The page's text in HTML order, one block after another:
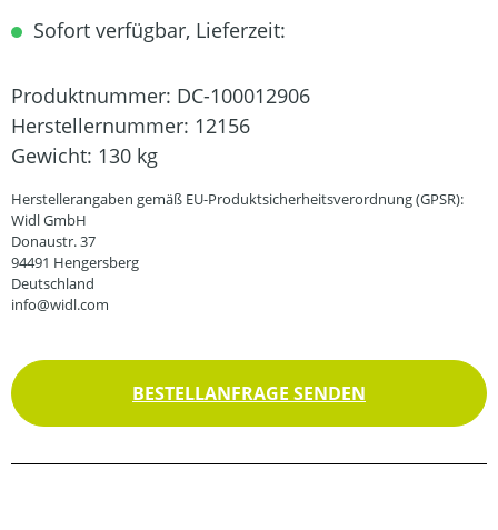
Sofort verfügbar, Lieferzeit:
Produktnummer: DC-100012906
Herstellernummer: 12156
Gewicht: 130 kg
Herstellerangaben gemäß EU-Produktsicherheitsverordnung (GPSR):
Widl GmbH
Donaustr. 37
94491 Hengersberg
Deutschland
info@widl.com
BESTELLANFRAGE SENDEN